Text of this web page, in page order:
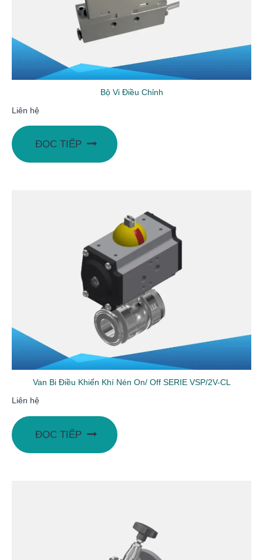
Bộ Vi Điều Chỉnh
Liên hệ
ĐỌC TIẾP
Van Bi Điều Khiển Khí Nén On/ Off SERIE VSP/2V-CL
Liên hệ
ĐỌC TIẾP